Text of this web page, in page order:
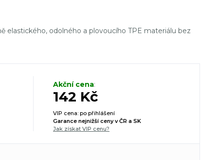
elastického, odolného a plovoucího TPE materiálu bez
Akční cena:
142 Kč
VIP cena: po přihlášení
Garance nejnižší ceny v ČR a SK
Jak získat VIP cenu?